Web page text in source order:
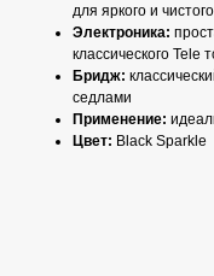
для яркого и
Электроника:
классического Tele
Бридж:
седлами
Применение:
Цвет: Black Sparkle